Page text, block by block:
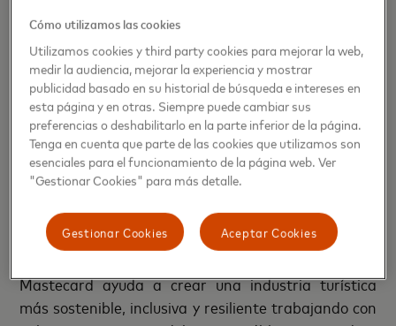
Adicionalmente, durante este primer año, el Hub ha
desarrollado proyectos conjuntos con Costa Rica,
Osaka (Japón), Praga, República Checa, París
(Francia) y Gotemburgo (Suecia).
El Tourism Innovation Hub, con sede en Madrid,
aprovecha los conocimientos de los datos agregados
y la experiencia tecnológica de Mastercard a la hora
de trabajar con los gobiernos para innovar,
investigar y cocrear soluciones con todo el
Mastecard ayuda a crear una industria turística
más sostenible, inclusiva y resiliente trabajando con
Cómo utilizamos las cookies
Utilizamos cookies y third party cookies para mejorar la web,
medir la audiencia, mejorar la experiencia y mostrar
publicidad basado en su historial de búsqueda e intereses en
esta página y en otras. Siempre puede cambiar sus
preferencias o deshabilitarlo en la parte inferior de la página.
Tenga en cuenta que parte de las cookies que utilizamos son
esenciales para el funcionamiento de la página web. Ver
"Gestionar Cookies" para más detalle.
Aceptar Cookies
Gestionar Cookies